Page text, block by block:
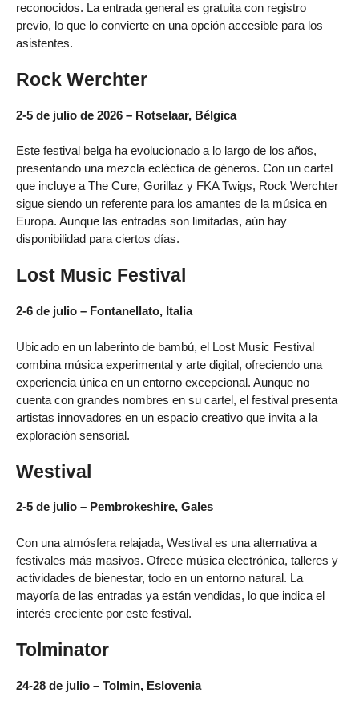
reconocidos. La entrada general es gratuita con registro
previo, lo que lo convierte en una opción accesible para los
asistentes.
Rock Werchter
2-5 de julio de 2026 – Rotselaar, Bélgica
Este festival belga ha evolucionado a lo largo de los años,
presentando una mezcla ecléctica de géneros. Con un cartel
que incluye a The Cure, Gorillaz y FKA Twigs, Rock Werchter
sigue siendo un referente para los amantes de la música en
Europa. Aunque las entradas son limitadas, aún hay
disponibilidad para ciertos días.
Lost Music Festival
2-6 de julio – Fontanellato, Italia
Ubicado en un laberinto de bambú, el Lost Music Festival
combina música experimental y arte digital, ofreciendo una
experiencia única en un entorno excepcional. Aunque no
cuenta con grandes nombres en su cartel, el festival presenta
artistas innovadores en un espacio creativo que invita a la
exploración sensorial.
Westival
2-5 de julio – Pembrokeshire, Gales
Con una atmósfera relajada, Westival es una alternativa a
festivales más masivos. Ofrece música electrónica, talleres y
actividades de bienestar, todo en un entorno natural. La
mayoría de las entradas ya están vendidas, lo que indica el
interés creciente por este festival.
Tolminator
24-28 de julio – Tolmin, Eslovenia